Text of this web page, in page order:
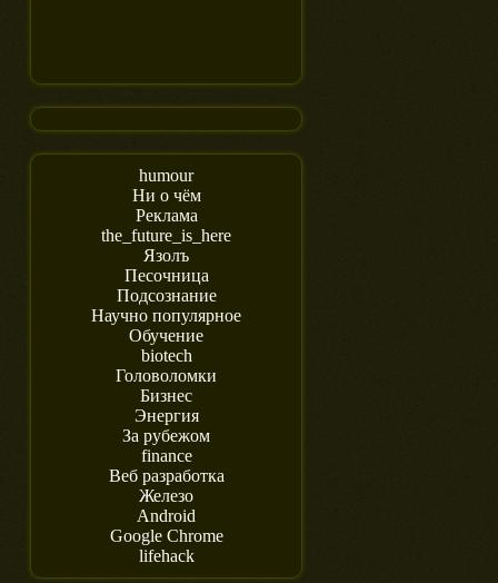
humour
Ни о чём
Реклама
the_future_is_here
Язолъ
Песочница
Подсознание
Научно популярное
Обучение
biotech
Головоломки
Бизнес
Энергия
За рубежом
finance
Веб разработка
Железо
Android
Google Chrome
lifehack